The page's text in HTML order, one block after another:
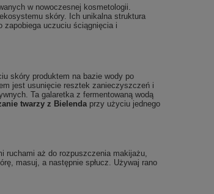
w nowoczesnej kosmetologii.
skóry. Ich unikalna struktura
zapobiega uczuciu ściągnięcia i
skóry produktem na bazie wody po
jest usunięcie resztek zanieczyszczeń i
Ta galaretka z fermentowaną wodą
twarzy z Bielendaprzy użyciu jednego
ruchami aż do rozpuszczenia makijażu,
masuj, a następnie spłucz. Używaj rano